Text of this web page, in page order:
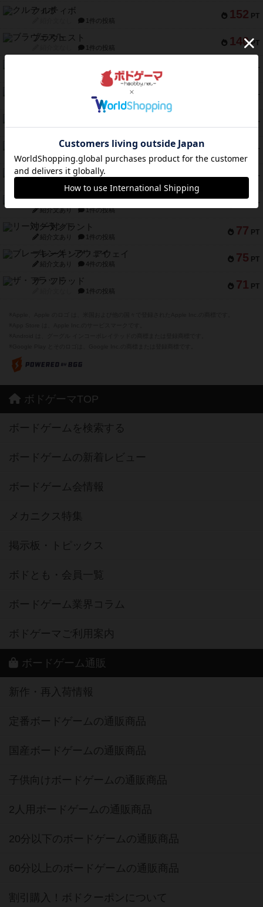
152 PT
クルティボ
1件の投稿
140 PT
ブラヴェスト
1件の投稿
PT
4件の投稿
PT
ジャンヌ・ダルク-オルレアン ドロー＆ライト
5件の投稿
PT
紹介文あり 3件の投稿
PT
ダイススローン
紹介文なし 1件の投稿
80 PT
ガルフストライク
PT
モズビ－ズ・レイダ－ズ
紹介文あり 1件の投稿
77 PT
リー対グラント
紹介文あり 1件の投稿
75 PT
ブレーキング・アウェイ
紹介文あり 4件の投稿
71 PT
ザ・フラッド
1件の投稿
ボドゲーマTOP
ボードゲームを検索する
ボードゲームの新着レビュー
ボードゲーム会情報
メカニクス特集
掲示板・トピックス
ボドとも・会員一覧
ボードゲーム業界コラム
ボドゲーマご利用案内
ボードゲーム通販
新作・再入荷情報
定番ボードゲームの通販商品
国産ボードゲームの通販商品
子供向けボードゲームの通販商品
2人用ボードゲームの通販商品
20分以下のボードゲームの通販商品
60分以上のボードゲームの通販商品
割引購入！ボドクーポンについて